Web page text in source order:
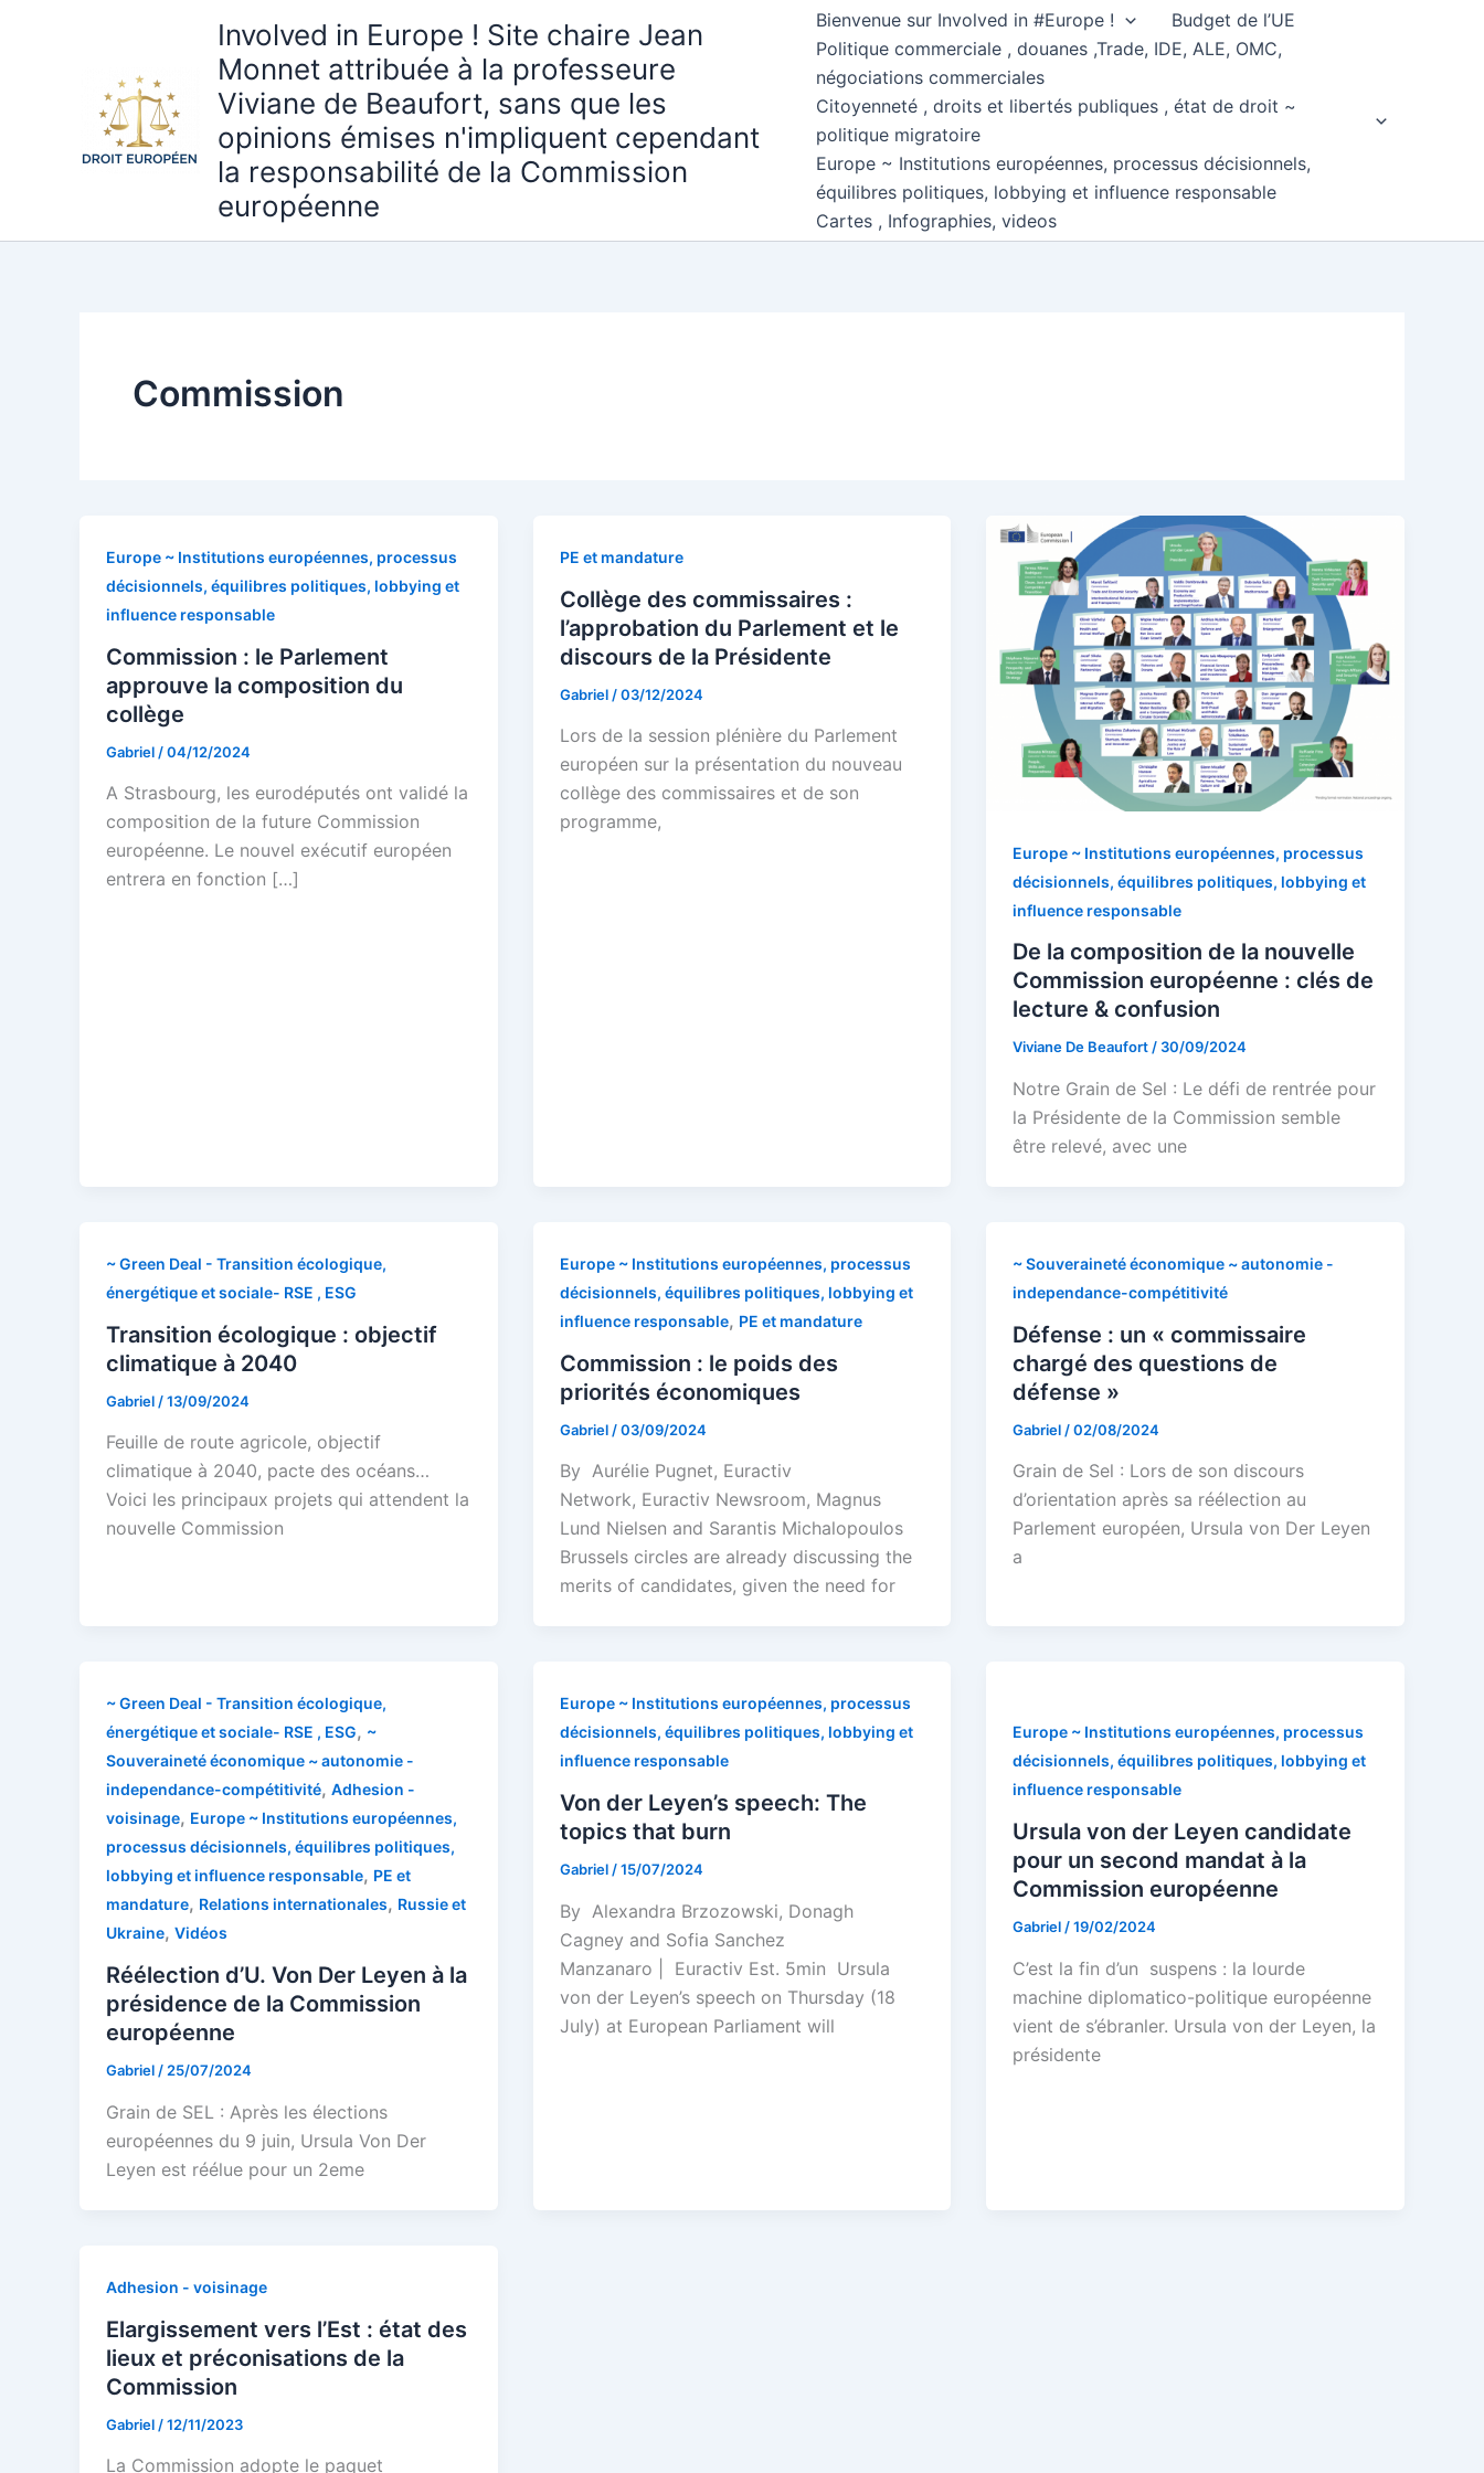
Involved in Europe ! Site chaire Jean
Monnet attribuée à la professeure
Viviane de Beaufort, sans que les
opinions émises n'impliquent cependant
la responsabilité de la Commission
européenne
Bienvenue sur Involved in #Europe !
Budget de l’UE
Politique commerciale , douanes ,Trade, IDE, ALE, OMC,
négociations commerciales
Citoyenneté , droits et libertés publiques , état de droit ~
politique migratoire
Europe ~ Institutions européennes, processus décisionnels,
équilibres politiques, lobbying et influence responsable
Cartes , Infographies, videos
Commission
Europe ~ Institutions européennes, processus
décisionnels, équilibres politiques, lobbying et
influence responsable
Commission : le Parlement
approuve la composition du
collège
Gabriel /04/12/2024
A Strasbourg, les eurodéputés ont validé la
composition de la future Commission
européenne. Le nouvel exécutif européen
entrera en fonction […]
PE et mandature
Collège des commissaires :
l’approbation du Parlement et le
discours de la Présidente
Gabriel /03/12/2024
Lors de la session plénière du Parlement
européen sur la présentation du nouveau
collège des commissaires et de son
programme,
Europe ~ Institutions européennes, processus
décisionnels, équilibres politiques, lobbying et
influence responsable
De la composition de la nouvelle
Commission européenne : clés de
lecture & confusion
Viviane De Beaufort/ 30/09/2024
Notre Grain de Sel : Le défi de rentrée pour
la Présidente de la Commission semble
être relevé, avec une
~ Green Deal - Transition écologique,
énergétique et sociale- RSE , ESG
Transition écologique : objectif
climatique à 2040
Gabriel /13/09/2024
Feuille de route agricole, objectif
climatique à 2040, pacte des océans…
Voici les principaux projets qui attendent la
nouvelle Commission
Europe ~ Institutions européennes, processus
décisionnels, équilibres politiques, lobbying et
influence responsable, PE et mandature
Commission : le poids des
priorités économiques
Gabriel /03/09/2024
By Aurélie Pugnet, Euractiv
Network, Euractiv Newsroom, Magnus
Lund Nielsen and Sarantis Michalopoulos
Brussels circles are already discussing the
merits of candidates, given the need for
~ Souveraineté économique ~ autonomie -
independance-compétitivité
Défense : un « commissaire
chargé des questions de
défense »
Gabriel /02/08/2024
Grain de Sel : Lors de son discours
d’orientation après sa réélection au
Parlement européen, Ursula von Der Leyen
a
~ Green Deal - Transition écologique,
énergétique et sociale- RSE , ESG, ~
Souveraineté économique ~ autonomie -
independance-compétitivité, Adhesion -
voisinage, Europe ~ Institutions européennes,
processus décisionnels, équilibres politiques,
lobbying et influence responsable, PE et
mandature, Relations internationales, Russie et
Ukraine, Vidéos
Réélection d’U. Von Der Leyen à la
présidence de la Commission
européenne
Gabriel/25/07/2024
Grain de SEL : Après les élections
européennes du 9 juin, Ursula Von Der
Leyen est réélue pour un 2eme
Europe ~ Institutions européennes, processus
décisionnels, équilibres politiques, lobbying et
influence responsable
Von der Leyen’s speech: The
topics that burn
Gabriel/15/07/2024
By Alexandra Brzozowski, Donagh
Cagney and Sofia Sanchez
Manzanaro | Euractiv Est. 5min Ursula
von der Leyen’s speech on Thursday (18
July) at European Parliament will
Europe ~ Institutions européennes, processus
décisionnels, équilibres politiques, lobbying et
influence responsable
Ursula von der Leyen candidate
pour un second mandat à la
Commission européenne
Gabriel/19/02/2024
C’est la fin d’un suspens : la lourde
machine diplomatico-politique européenne
vient de s’ébranler. Ursula von der Leyen, la
présidente
Adhesion - voisinage
Elargissement vers l’Est : état des
lieux et préconisations de la
Commission
Gabriel /12/11/2023
La Commission adopte le paquet